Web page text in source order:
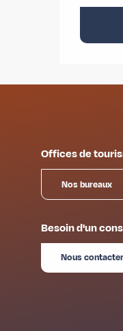
Offices de
Nos bureaux
Besoin d'un
Nous contacter